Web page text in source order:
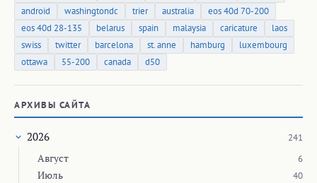
android
washingtondc trier australia
eos 40d 70-200
eos 40d 28-135
belarus spain malaysia caricature
laos
swiss
twitter barcelona st. anne hamburg
luxembourg
ottawa
55-200 canada d50
АРХИВЫ САЙТА
2026 241
Август 6
Июль 40